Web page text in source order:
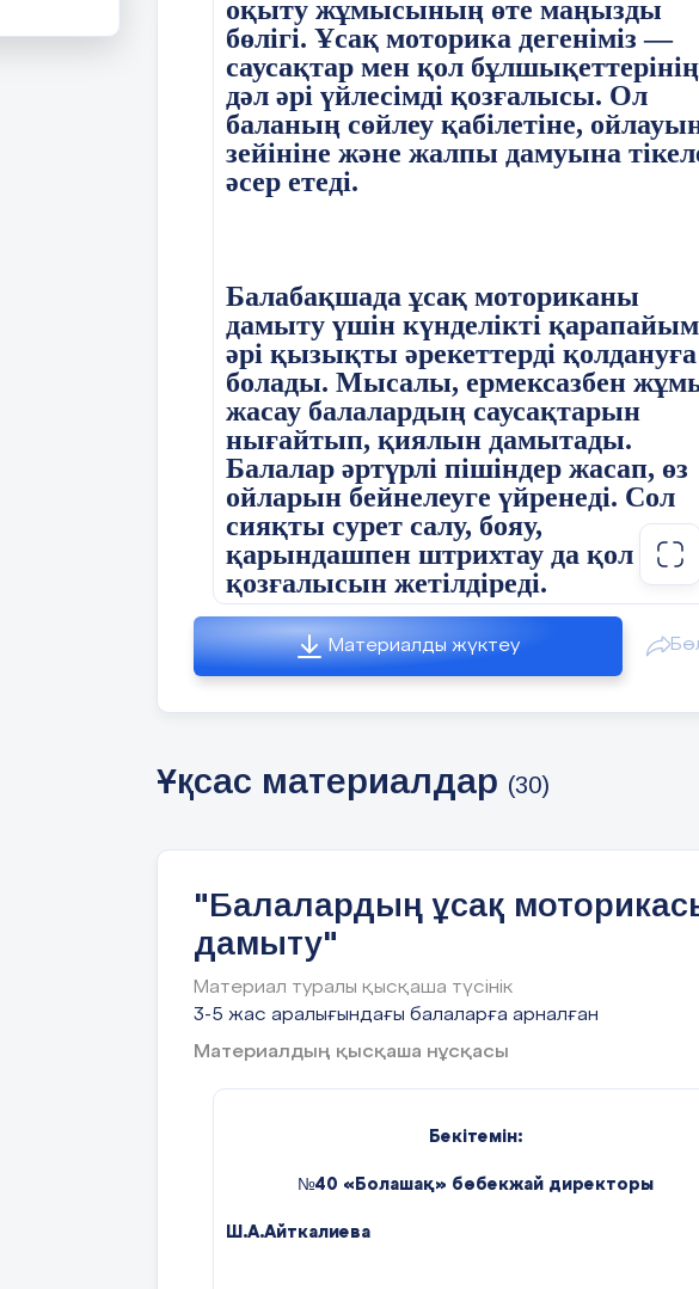
оқыту жұмысының өте маңызды
бөлігі. Ұсақ моторика дегеніміз —
саусақтар мен қол бұлшықеттерінің
дәл әрі үйлесімді қозғалысы. Ол
баланың сөйлеу қабілетіне,
зейініне және жалпы дамуына
әсер етеді.
Балабақшада ұсақ моториканы
дамыту үшін күнделікті қарапайым
әрі қызықты әрекеттерді қолдануға
болады. Мысалы, ермексазбен
жасау балалардың саусақтарын
нығайтып, қиялын дамытады.
Балалар әртүрлі пішіндер жасап, өз
ойларын бейнелеуге үйренеді. Сол
сияқты сурет салу, бояу,
қарындашпен штрихтау да қол
қозғалысын жетілдіреді.
құрастыру балалардың дәлдігін
арқылы да ұсақ моторика жақсы
дамиды.
Саусақ ойындары мен жаттығулары
ерекше орын алады. Өлеңдермен
бірге жасалатын саусақ
баланың есте сақтау қабілетін де
санамақ» ойындары балалар үшін
Материалды жүктеу
Ұқсас материалдар (30)
"Балалардың ұсақ
дамыту"
Материал туралы қысқаша түсінік
3-5 жас аралығындағы балаларға арналған
Материалдың қысқаша нұсқасы
Бекітемін:
№40 «Болашақ» бөбекжай директоры
Ш.А.Айткалиева